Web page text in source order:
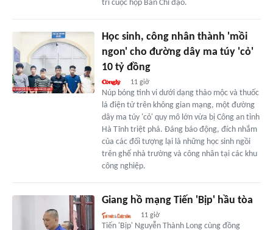
trì cuộc họp Ban Chỉ đạo.
Học sinh, công nhân thành 'mồi
ngon' cho đường dây ma túy 'cỏ'
10 tỷ đồng
11 giờ
Núp bóng tinh vi dưới dạng thảo mộc và thuốc
lá điện tử trên không gian mạng, một đường
dây ma túy 'cỏ' quy mô lớn vừa bị Công an tỉnh
Hà Tĩnh triệt phá. Đáng báo động, đích nhắm
của các đối tượng lại là những học sinh ngồi
trên ghế nhà trường và công nhân tại các khu
công nghiệp.
Giang hồ mạng Tiến 'Bịp' hầu tòa
11 giờ
Tiến 'Bịp' Nguyễn Thành Long cùng đồng